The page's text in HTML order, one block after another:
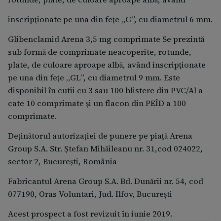
manifestă prin stare generală de rău, dificultate la
respiraţie, palpitaţii, durere de cap, greaţă şi
vărsături.
erupții pe piele, mancărimea pielii Reacţii adverse
foarte rare – scăderea severă a globulelor albe din
sange (agranulocitoză), scăderea numărului de
globule roşii din sange (anemie hemolitică),
scăderea numărului de globule albe, roșii și de
plachete ) aplazie medulară), scădere globală a
numărului de celule sanguine (pancitopenie);
creșterea sensibilității pielii la radiațiile solare,
reacții alergice ale pielii (vasculie alergice, eritem
scăderea nivelului de sodiu din sange. Reacții
adverse cu frecvență necunoscută – creșterea
enzimelor hepatice cu risc de hepatită citolitică
inscripţionate pe una din feţe „G”, cu diametrul 6 mm.
Glibenclamid Arena 3,5 mg comprimate Se prezintă
sub formă de comprimate neacoperite, rotunde,
plate, de culoare aproape albă, având inscripţionate
pe una din feţe „GL”, cu diametrul 9 mm. Este
disponibil în cutii cu 3 sau 100 blistere din PVC/Al a
cate 10 comprimate și un flacon din PEÎD a 100
comprimate.
Deţinătorul autorizaţiei de punere pe piaţă Arena
Group S.A. Str. Ştefan Mihăileanu nr. 31,cod 024022,
sector 2, Bucureşti, România
Fabricantul Arena Group S.A. Bd. Dunării nr. 54, cod
077190, Oras Voluntari, Jud. Ilfov, Bucureşti
Acest prospect a fost revizuit în iunie 2019.